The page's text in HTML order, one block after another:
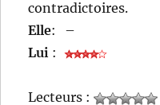
contradictoires.
Elle:
–
Lui :
Lecteurs :